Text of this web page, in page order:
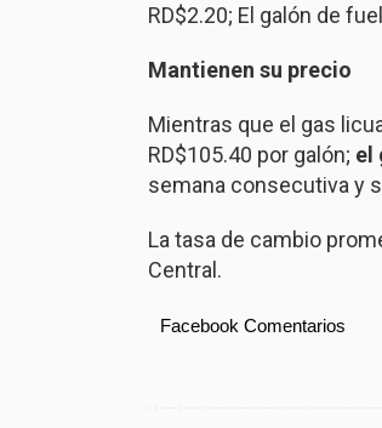
RD$2.20; El galón de
Mantienen su precio
Mientras que el gas
RD$105.40 por galón; el
semana consecutiva y
La tasa de cambio
Central.
Facebook Comentarios